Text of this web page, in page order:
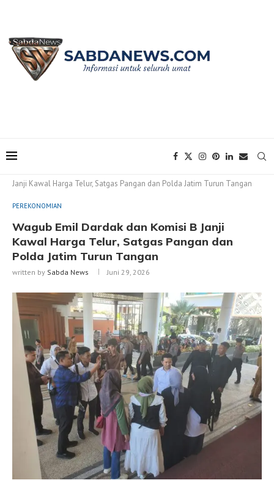
Janji Kawal Harga Telur, Satgas Pangan dan Polda Jatim Turun Tangan
PEREKONOMIAN
Wagub Emil Dardak dan Komisi B Janji
Kawal Harga Telur, Satgas Pangan dan
Polda Jatim Turun Tangan
written by Sabda News Juni 29, 2026